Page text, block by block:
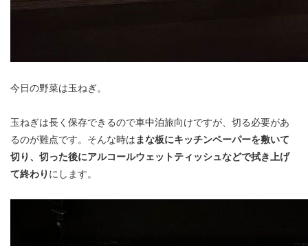
今日の野菜は玉ねぎ。
玉ねぎは長く保存できるので車中泊旅向けですが、切る必要があ
るのが難点です。そんな時はまな板にキッチンペーパーを敷いて
切り、切った後にアルコールウェットティッシュなどで拭き上げ
て終わり にします。